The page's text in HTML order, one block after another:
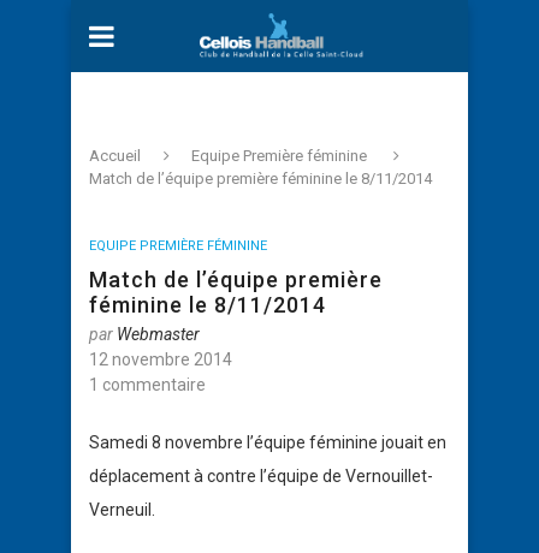
Accueil
Equipe Première féminine
Match de l’équipe première féminine le 8/11/2014
EQUIPE PREMIÈRE FÉMININE
Match de l’équipe première
féminine le 8/11/2014
par Webmaster
12 novembre 2014
1 commentaire
Samedi 8 novembre l’équipe féminine jouait en
déplacement à contre l’équipe de Vernouillet-
Verneuil.